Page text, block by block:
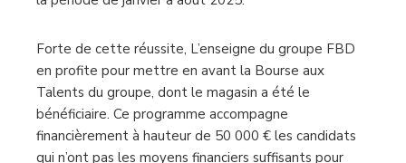
Forte de cette réussite, L’enseigne du groupe FBD
en profite pour mettre en avant la Bourse aux
Talents du groupe, dont le magasin a été le
bénéficiaire. Ce programme accompagne
financièrement à hauteur de 50 000 € les candidats
qui n’ont pas les moyens financiers suffisants pour